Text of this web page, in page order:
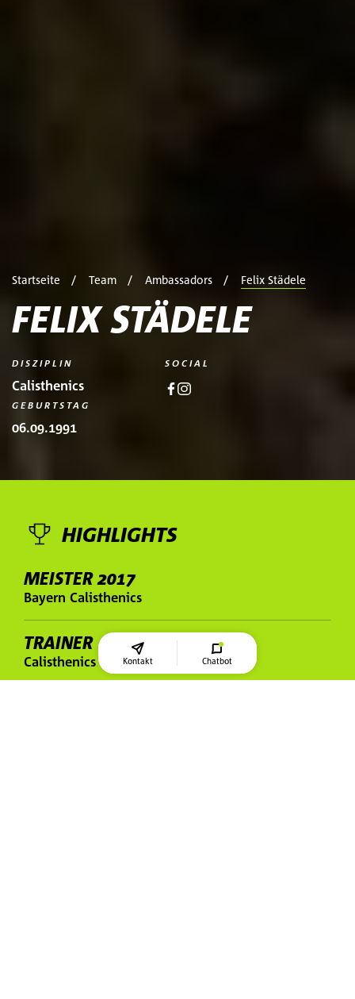
Startseite Team Ambassadors Felix Städele
FELIX STÄDELE
DISZIPLIN
Calisthenics
SOCIAL
GEBURTSTAG
06.09.1991
HIGHLIGHTS
MEISTER 2017
Bayern Calisthenics
TRAINER
Calisthenics Kontakt Chatbot